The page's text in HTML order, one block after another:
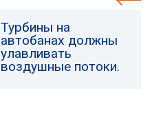
Турбины на
автобанах должны
улавливать
воздушные потоки.